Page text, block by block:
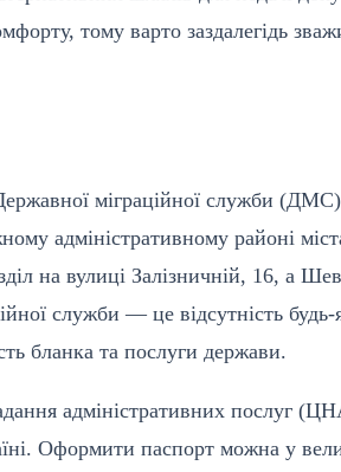
тому варто заздалегідь
міграційної служби
адміністративному районі
на вулиці Залізничній, 16, а
служби — це відсутність
бланка та послуги держави.
адміністративних послуг
Оформити паспорт можна у